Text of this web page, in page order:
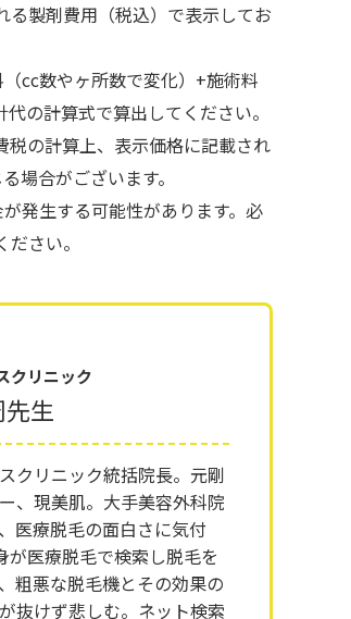
る製剤費用（税込）で表示してお
cc数やヶ所数で変化）+施術料
の計算式で算出してください。
の計算上、表示価格に記載され
場合がございます。
発生する可能性があります。必
さい。
クリニック
生
クリニック統括院長。元剛
、現美肌。大手美容外科院
医療脱毛の面白さに気付
が医療脱毛で検索し脱毛を
粗悪な脱毛機とその効果の
抜けず悲しむ。ネット検索